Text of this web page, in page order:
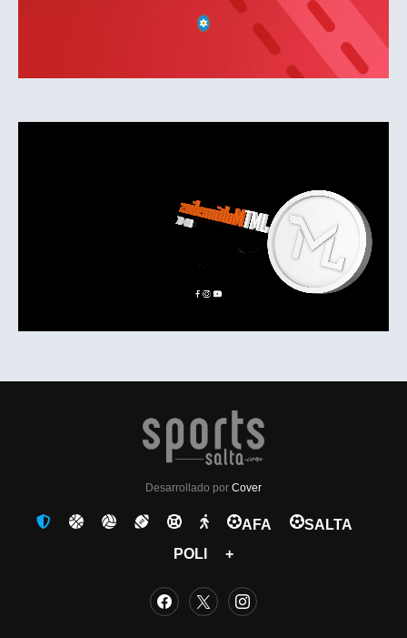
Desarrollado por Cover
AFA
SALTA
POLI
+